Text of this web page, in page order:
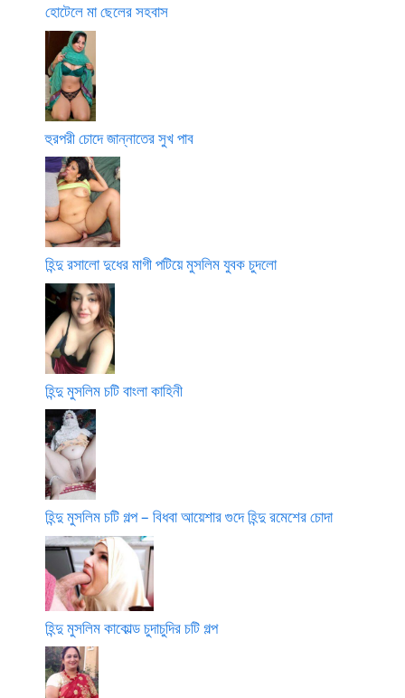
হোটেলে মা ছেলের সহবাস
হুরপরী চোদে জান্নাতের সুখ পাব
হিন্দু রসালো দুধের মাগী পটিয়ে মুসলিম যুবক চুদলো
হিন্দু মুসলিম চটি বাংলা কাহিনী
হিন্দু মুসলিম চটি গল্প – বিধবা আয়েশার গুদে হিন্দু রমেশের চোদা
হিন্দু মুসলিম কাকোল্ড চুদাচুদির চটি গল্প